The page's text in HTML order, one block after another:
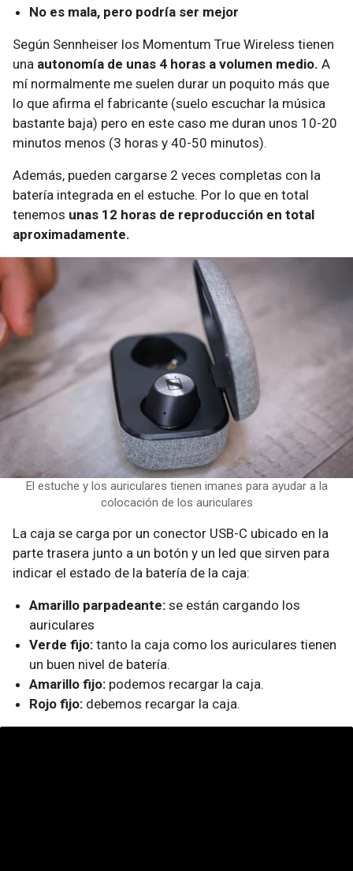
No es mala, pero podría ser mejor
Según Sennheiser los Momentum True Wireless tienen
una autonomía de unas 4 horas a volumen medio. A
mí normalmente me suelen durar un poquito más que
lo que afirma el fabricante (suelo escuchar la música
bastante baja) pero en este caso me duran unos 10-20
minutos menos (3 horas y 40-50 minutos).
Además, pueden cargarse 2 veces completas con la
batería integrada en el estuche. Por lo que en total
tenemos unas 12 horas de reproducción en total
aproximadamente.
El estuche y los auriculares tienen imanes para ayudar a la
colocación de los auriculares
La caja se carga por un conector USB-C ubicado en la
parte trasera junto a un botón y un led que sirven para
indicar el estado de la batería de la caja:
Amarillo parpadeante: se están cargando los
auriculares
Verde fijo: tanto la caja como los auriculares tienen
un buen nivel de batería.
Amarillo fijo: podemos recargar la caja.
Rojo fijo: debemos recargar la caja.